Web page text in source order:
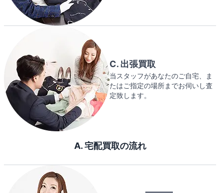
C. 出張買取
当スタッフがあなたのご自宅、ま
たはご指定の場所までお伺いし査
定致します。
A. 宅配買取の流れ